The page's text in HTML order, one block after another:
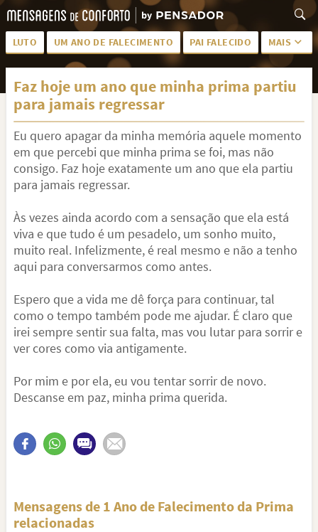
LUTO UM ANO DE FALECIMENTO PAI FALECIDO MAIS
LUTO PARA AMIGA PALAVRAS
SAUDADES DA MÃE PÊSAMES
PÊSAMES PARA AMIGA DESCANSE EM PAZ
MEUS SENTIMENTOS PÊSAMES PARA AMIGO
FRASES DE LUTO PARA AMIGO FIM DE NAMORO
Faz hoje um ano que minha prima partiu
para jamais regressar
Eu quero apagar da minha memória aquele momento
em que percebi que minha prima se foi, mas não
consigo. Faz hoje exatamente um ano que ela partiu
para jamais regressar.
Às vezes ainda acordo com a sensação que ela está
viva e que tudo é um pesadelo, um sonho muito,
muito real. Infelizmente, é real mesmo e não a tenho
aqui para conversarmos como antes.
Espero que a vida me dê força para continuar, tal
como o tempo também pode me ajudar. É claro que
irei sempre sentir sua falta, mas vou lutar para sorrir e
ver cores como via antigamente.
Por mim e por ela, eu vou tentar sorrir de novo.
Descanse em paz, minha prima querida.
Mensagens de 1 Ano de Falecimento da Prima
relacionadas